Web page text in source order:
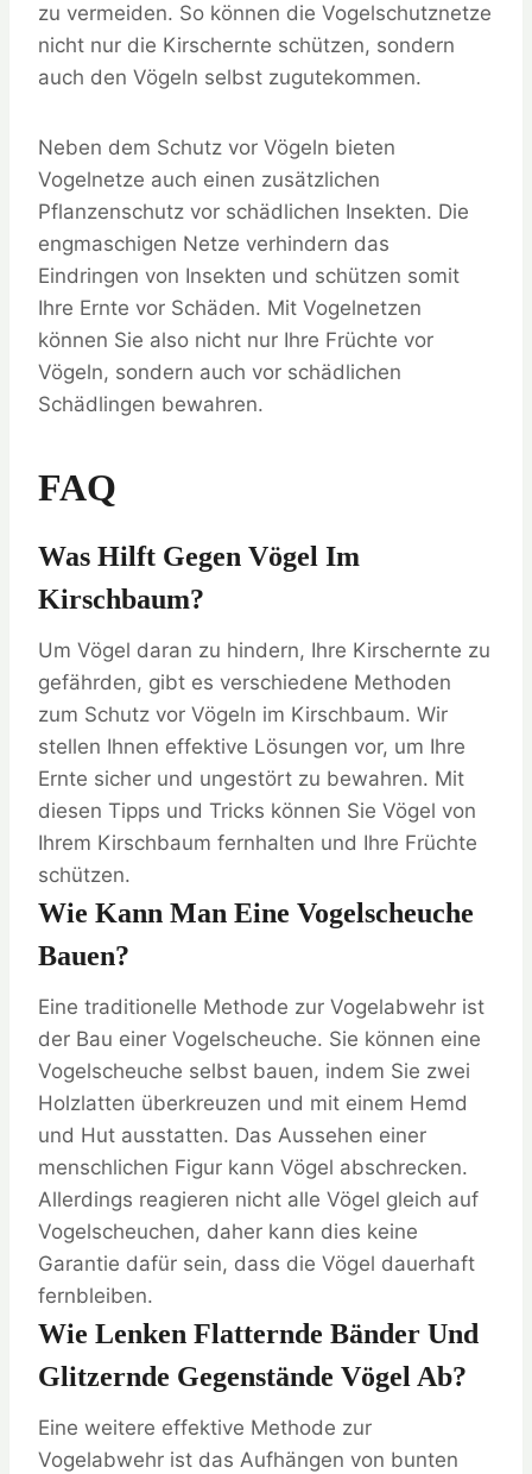
zu vermeiden. So können die Vogelschutznetze
nicht nur die Kirschernte schützen, sondern
auch den Vögeln selbst zugutekommen.
Neben dem Schutz vor Vögeln bieten
Vogelnetze auch einen zusätzlichen
Pflanzenschutz vor schädlichen Insekten. Die
engmaschigen Netze verhindern das
Eindringen von Insekten und schützen somit
Ihre Ernte vor Schäden. Mit Vogelnetzen
können Sie also nicht nur Ihre Früchte vor
Vögeln, sondern auch vor schädlichen
Schädlingen bewahren.
FAQ
Was Hilft Gegen Vögel Im
Kirschbaum?
Um Vögel daran zu hindern, Ihre Kirschernte zu
gefährden, gibt es verschiedene Methoden
zum Schutz vor Vögeln im Kirschbaum. Wir
stellen Ihnen effektive Lösungen vor, um Ihre
Ernte sicher und ungestört zu bewahren. Mit
diesen Tipps und Tricks können Sie Vögel von
Ihrem Kirschbaum fernhalten und Ihre Früchte
schützen.
Wie Kann Man Eine Vogelscheuche
Bauen?
Eine traditionelle Methode zur Vogelabwehr ist
der Bau einer Vogelscheuche. Sie können eine
Vogelscheuche selbst bauen, indem Sie zwei
Holzlatten überkreuzen und mit einem Hemd
und Hut ausstatten. Das Aussehen einer
menschlichen Figur kann Vögel abschrecken.
Allerdings reagieren nicht alle Vögel gleich auf
Vogelscheuchen, daher kann dies keine
Garantie dafür sein, dass die Vögel dauerhaft
fernbleiben.
Wie Lenken Flatternde Bänder Und
Glitzernde Gegenstände Vögel Ab?
Eine weitere effektive Methode zur
Vogelabwehr ist das Aufhängen von bunten